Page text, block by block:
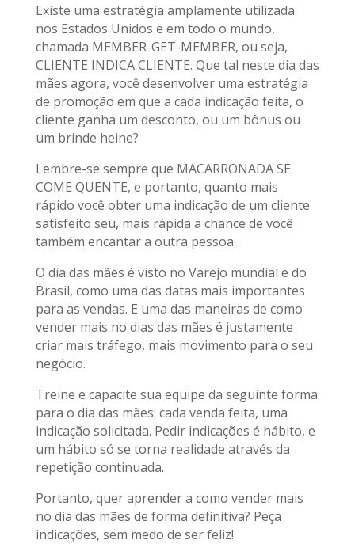
Existe uma estratégia amplamente utilizada
nos Estados Unidos e em todo o mundo,
chamada MEMBER-GET-MEMBER, ou seja,
CLIENTE INDICA CLIENTE. Que tal neste dia das
mães agora, você desenvolver uma estratégia
de promoção em que a cada indicação feita, o
cliente ganha um desconto, ou um bônus ou
um brinde heine?
Lembre-se sempre que MACARRONADA SE
COME QUENTE, e portanto, quanto mais
rápido você obter uma indicação de um cliente
satisfeito seu, mais rápida a chance de você
também encantar a outra pessoa.
O dia das mães é visto no Varejo mundial e do
Brasil, como uma das datas mais importantes
para as vendas. E uma das maneiras de como
vender mais no dias das mães é justamente
criar mais tráfego, mais movimento para o seu
negócio.
Treine e capacite sua equipe da seguinte forma
para o dia das mães: cada venda feita, uma
indicação solicitada. Pedir indicações é hábito, e
um hábito só se torna realidade através da
repetição continuada.
Portanto, quer aprender a como vender mais
no dia das mães de forma definitiva? Peça
indicações, sem medo de ser feliz!